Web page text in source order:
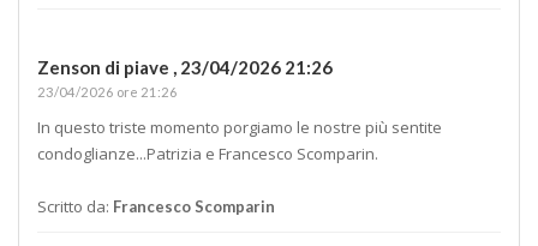
Zenson di piave , 23/04/2026 21:26
23/04/2026 ore 21:26
In questo triste momento porgiamo le nostre più sentite
condoglianze...Patrizia e Francesco Scomparin.
Scritto da: Francesco Scomparin